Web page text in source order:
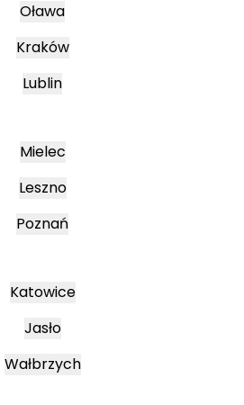
Oława
Kraków
Lublin
Mielec
Leszno
Poznań
Katowice
Jasło
Wałbrzych